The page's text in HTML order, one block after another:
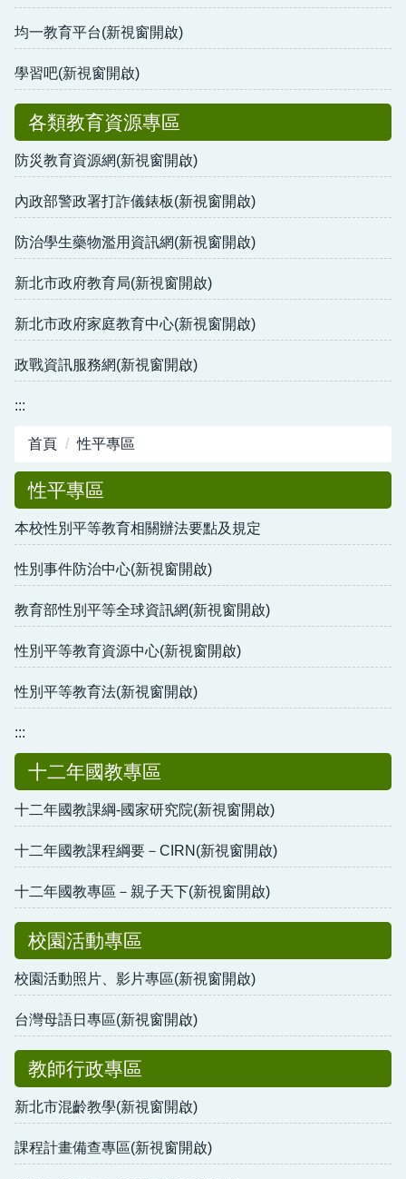
均一教育平台(新視窗開啟)
學習吧(新視窗開啟)
各類教育資源專區
防災教育資源網(新視窗開啟)
內政部警政署打詐儀錶板(新視窗開啟)
防治學生藥物濫用資訊網(新視窗開啟)
新北市政府教育局(新視窗開啟)
新北市政府家庭教育中心(新視窗開啟)
政戰資訊服務網(新視窗開啟)
:::
首頁 性平專區
性平專區
本校性別平等教育相關辦法要點及規定
性別事件防治中心(新視窗開啟)
教育部性別平等全球資訊網(新視窗開啟)
性別平等教育資源中心(新視窗開啟)
性別平等教育法(新視窗開啟)
:::
十二年國教專區
十二年國教課綱-國家研究院(新視窗開啟)
十二年國教課程綱要－CIRN(新視窗開啟)
十二年國教專區－親子天下(新視窗開啟)
校園活動專區
校園活動照片、影片專區(新視窗開啟)
台灣母語日專區(新視窗開啟)
教師行政專區
新北市混齡教學(新視窗開啟)
課程計畫備查專區(新視窗開啟)